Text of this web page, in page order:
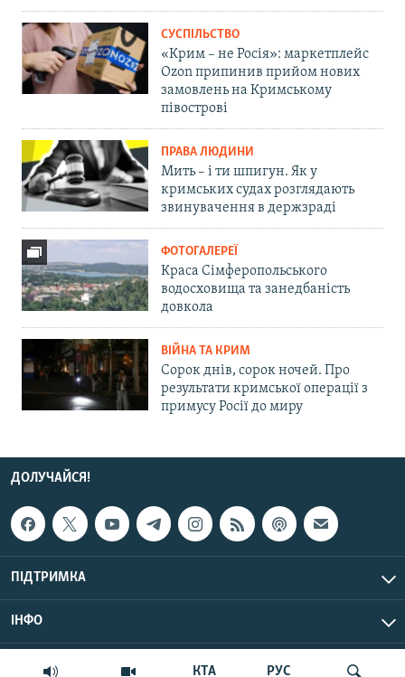
КТА РУС
СУСПІЛЬСТВО
«Крим – не Росія»: маркетплейс
Ozon припинив прийом нових
замовлень на Кримському
півострові
ПРАВА ЛЮДИНИ
Мить – і ти шпигун. Як у
кримських судах розглядають
звинувачення в держзраді
ФОТОГАЛЕРЕЇ
Краса Сімферопольського
водосховища та занедбаність
довкола
ВІЙНА ТА КРИМ
Сорок днів, сорок ночей. Про
результати кримської операції з
примусу Росії до миру
ДОЛУЧАЙСЯ!
ПІДТРИМКА
ІНФО
© Крим.Реалії, 2026 | Усі права застережено.